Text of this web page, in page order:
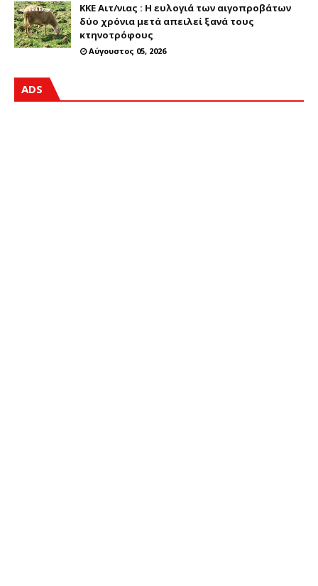
ΚΚΕ Αιτ/νιας : Η ευλογιά των αιγοπροβάτων
δύο χρόνια μετά απειλεί ξανά τους
κτηνοτρόφους
Αύγουστος 05, 2026
ADS